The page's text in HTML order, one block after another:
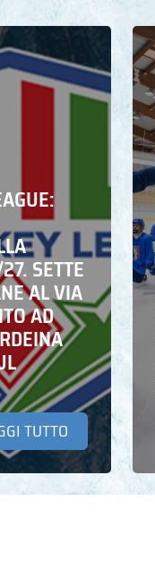
SETTE
AL VIA
AD
TUTTO